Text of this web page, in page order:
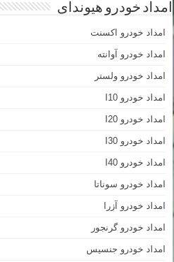
امداد خودرو هیوندای
امداد خودرو اکسنت
امداد خودرو آوانته
امداد خودرو ولستر
امداد خودرو I10
امداد خودرو I20
امداد خودرو I30
امداد خودرو I40
امداد خودرو سوناتا
امداد خودرو آزرا
امداد خودرو گرنجور
امداد خودرو جنسیس